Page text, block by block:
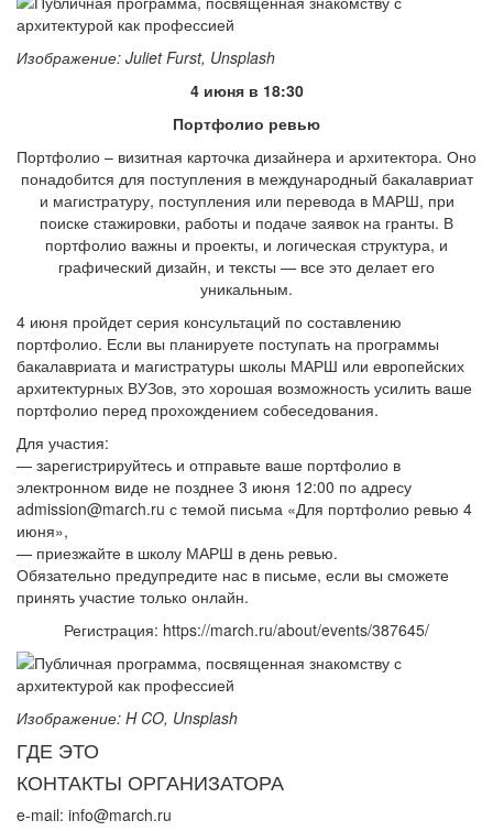
Изображение: Juliet Furst, Unsplash
4 июня в 18:30
Портфолио ревью
Портфолио – визитная карточка дизайнера и архитектора. Оно
понадобится для поступления в международный бакалавриат
и магистратуру, поступления или перевода в МАРШ, при
поиске стажировки, работы и подаче заявок на гранты. В
портфолио важны и проекты, и логическая структура, и
графический дизайн, и тексты — все это делает его
уникальным.
4 июня пройдет серия консультаций по составлению
портфолио. Если вы планируете поступать на программы
бакалавриата и магистратуры школы МАРШ или европейских
архитектурных ВУЗов, это хорошая возможность усилить ваше
портфолио перед прохождением собеседования.
Для участия:
— зарегистрируйтесь и отправьте ваше портфолио в
электронном виде не позднее 3 июня 12:00 по адресу
admission@march.ru с темой письма «Для портфолио ревью 4
июня»,
— приезжайте в школу МАРШ в день ревью.
Обязательно предупредите нас в письме, если вы сможете
принять участие только онлайн.
Регистрация: https://march.ru/about/events/387645/
Изображение: H CO, Unsplash
ГДЕ ЭТО
КОНТАКТЫ ОРГАНИЗАТОРА
e-mail: info@march.ru